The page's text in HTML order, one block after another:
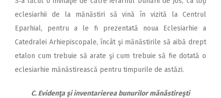
eclesiarhii de la mănăstiri să vină în vizită la Centrul
Eparhial, pentru a le fi prezentată noua Eclesiarhie a
Catedralei Arhiepiscopale, încât şi mănăstirile să aibă drept
etalon cum trebuie să arate şi cum trebuie să fie dotată o
eclesiarhie mănăstirească pentru timpurile de astăzi.
C. Evidenţa şi inventarierea bunurilor mănăstireşti